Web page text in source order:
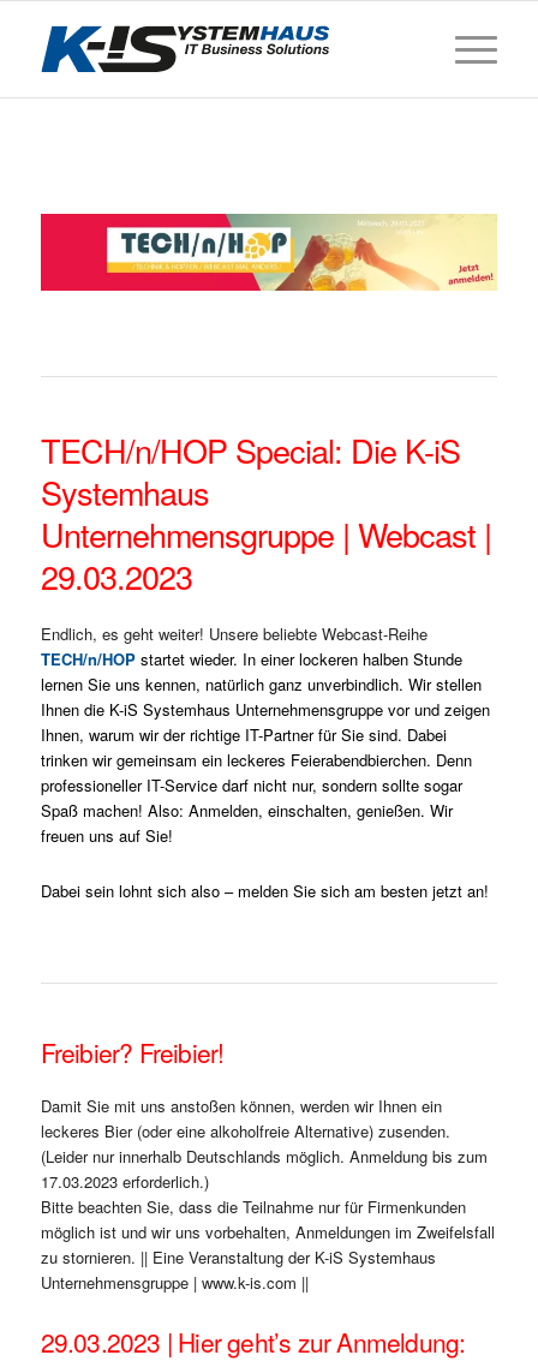
TECH/n/HOP Special: Die K-iS
Systemhaus
Unternehmensgruppe | Webcast |
29.03.2023
Endlich, es geht weiter! Unsere beliebte Webcast-Reihe
TECH/n/HOPstartet wieder. In einer lockeren halben Stunde
lernen Sie uns kennen, natürlich ganz unverbindlich. Wir stellen
Ihnen die K-iS Systemhaus Unternehmensgruppe vor und zeigen
Ihnen, warum wir der richtige IT-Partner für Sie sind. Dabei
trinken wir gemeinsam ein leckeres Feierabendbierchen. Denn
professioneller IT-Service darf nicht nur, sondern sollte sogar
Spaß machen! Also: Anmelden, einschalten, genießen. Wir
freuen uns auf Sie!
Dabei sein lohnt sich also – melden Sie sich am besten jetzt an!
Freibier? Freibier!
Damit Sie mit uns anstoßen können, werden wir Ihnen ein
leckeres Bier (oder eine alkoholfreie Alternative) zusenden.
(Leider nur innerhalb Deutschlands möglich. Anmeldung bis zum
17.03.2023 erforderlich.)
Bitte beachten Sie, dass die Teilnahme nur für Firmenkunden
möglich ist und wir uns vorbehalten, Anmeldungen im Zweifelsfall
zu stornieren. || Eine Veranstaltung der K-iS Systemhaus
Unternehmensgruppe | www.k-is.com ||
29.03.2023 | Hier geht’s zur Anmeldung: